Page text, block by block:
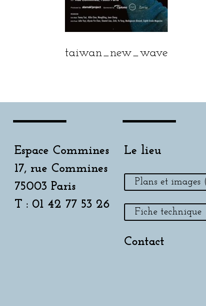
taiwan_new_wave
Espace Commines
17, rue Commines
75003 Paris
T : 01 42 77 53 26
Le lieu
Plans et images
Fiche technique
Contact